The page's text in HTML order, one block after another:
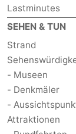
Lastminutes
SEHEN & TUN
Strand
- Museen
- Denkmäler
-
Attraktionen